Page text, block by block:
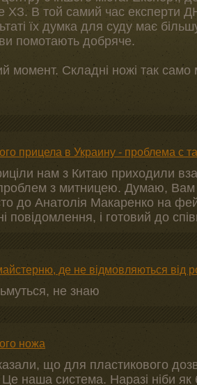
ХЗ. В той самий час експерти
їх думка для суду має
помотають добряче.
момент. Складні ножі так само
прицела в Украину - проблема с
нам з Китаю приходили
проблем з митницею. Думаю,
до Анатолія Макаренко на
повідомлення, і готовий до
де не відмовляються від
не знаю
ножа
що для пластикового
наша система. Наразі ніби як